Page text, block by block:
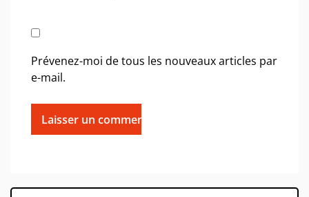
Prévenez-moi de tous les nouveaux articles par
e-mail.